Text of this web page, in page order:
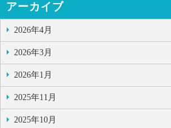
アーカイブ
2026年4月
2026年3月
2026年1月
2025年11月
2025年10月